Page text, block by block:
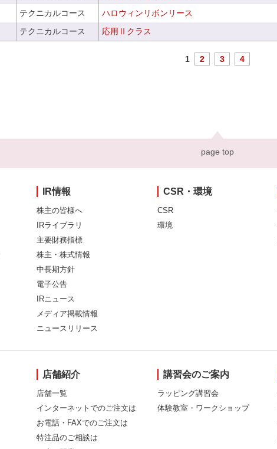
テクニカルコース ハロウィンリボンリース
テクニカルコース 応用Ⅱクラス
1 2 3 4
page top
IR情報
株主の皆様へ
IRライブラリ
主要財務指標
株主・株式情報
中長期方針
電子公告
IRニュース
メディア掲載情報
ニュースリリース
CSR・環境
CSR
環境
店舗紹介
店舗一覧
インターネットでのご注文は
お電話・FAXでのご注文は
特注品のご相談は
講習会のご案内
ラッピング講習会
体験教室・ワークショップ